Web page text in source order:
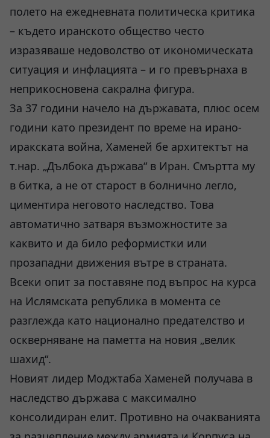
полето на ежедневната политическа критика
– където иранското общество често
изразяваше недоволство от икономическата
ситуация и инфлацията – и го превърнаха в
неприкосновена сакрална фигура.
За 37 години начело на държавата, плюс осем
години като президент по време на ирано-
иракската война, Хаменей бе архитектът на
т.нар. „Дълбока държава“ в Иран. Смъртта му
в битка, а не от старост в болнично легло,
циментира неговото наследство. Това
автоматично затваря възможностите за
каквито и да било реформистки или
прозападни движения вътре в страната.
Всеки опит за поставяне под въпрос на курса
на Ислямската република в момента се
разглежда като национално предателство и
оскверняване на паметта на новия „велик
шахид“.
Новият лидер Моджтаба Хаменей получава в
наследство държава с максимално
консолидиран елит. Противно на очакванията